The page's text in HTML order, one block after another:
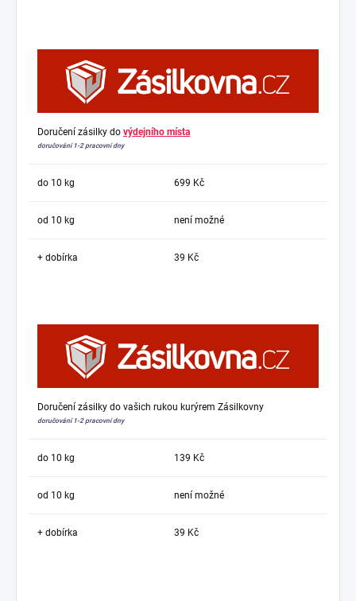
Doručení zásilky do výdejního místa
doručování 1-2 pracovní dny
do 10 kg 699 Kč
od 10 kg není možné
+ dobírka 39 Kč
Doručení zásilky do vašich rukou kurýrem Zásilkovny
doručování 1-2 pracovní dny
do 10 kg 139 Kč
od 10 kg není možné
+ dobírka 39 Kč